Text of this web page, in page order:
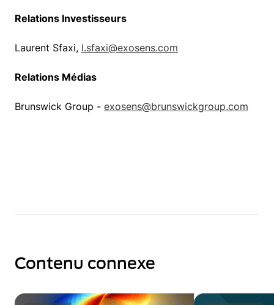
Relations Investisseurs
Laurent Sfaxi, l.sfaxi@exosens.com
Relations Médias
Brunswick Group - exosens@brunswickgroup.com
Contenu connexe